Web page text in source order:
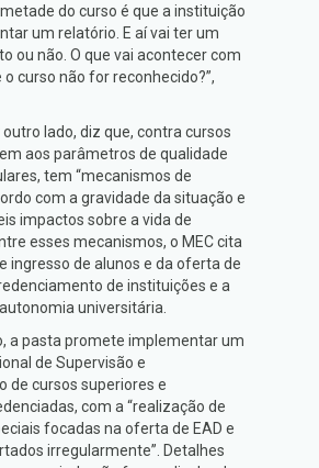
do curso é que a instituição
um relatório. E aí vai ter um
ou não. O que vai acontecer com
curso não for reconhecido?”,
lado, diz que, contra cursos
aos parâmetros de qualidade
tem “mecanismos de
com a gravidade da situação e
impactos sobre a vida de
esses mecanismos, o MEC cita
ingresso de alunos e da oferta de
de instituições e a
universitária.
a pasta promete implementar um
de Supervisão e
de cursos superiores e
com a “realização de
focadas na oferta de EAD e
irregularmente”. Detalhes